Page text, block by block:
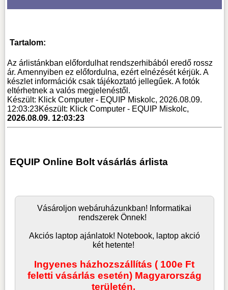
Tartalom:
Az árlistánkban előfordulhat rendszerhibából eredő rossz
ár. Amennyiben ez előfordulna, ezért elnézését kérjük. A
készlet információk csak tájékoztató jellegűek. A fotók
eltérhetnek a valós megjelenéstől.
Készült: Klick Computer - EQUIP Miskolc, 2026.08.09.
12:03:23Készült: Klick Computer - EQUIP Miskolc,
2026.08.09. 12:03:23
EQUIP Online Bolt vásárlás árlista
Vásároljonwebáruházunkban! Informatikai
rendszerek Önnek!
Akciós laptop ajánlatok! Notebook, laptop akció
két hetente!
Ingyenes házhozszállítás ( 100e Ft
feletti vásárlás esetén) Magyarország
területén.